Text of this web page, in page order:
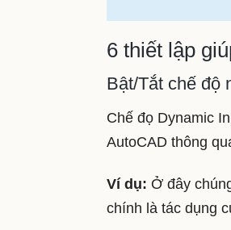
6 thiết lập
Bật/Tắt chế độ
Chế đọ Dynamic
AutoCAD thông
Ví dụ: Ở đây
chính là tác dụng